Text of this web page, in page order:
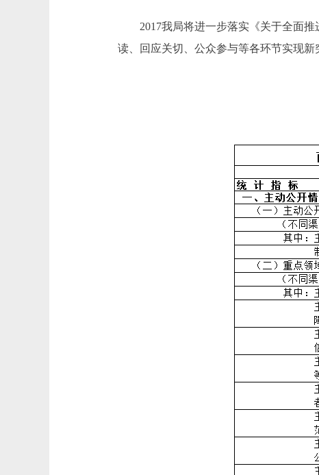
2017我局将进一步落实《关于全面推
读、回应关切、公众参与等各环节实现新